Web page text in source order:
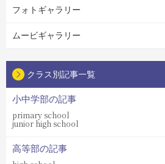
フォトギャラリー
ムービギャラリー
クラス別記事一覧
小中学部の記事
primary school
junior high school
高等部の記事